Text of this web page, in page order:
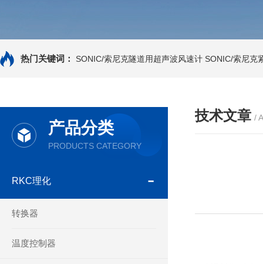
热门关键词： SONIC/索尼克隧道用超声波风速计 SONIC/索尼克
产品分类
PRODUCTS CATEGORY
RKC理化
转换器
温度控制器
技术文章 /